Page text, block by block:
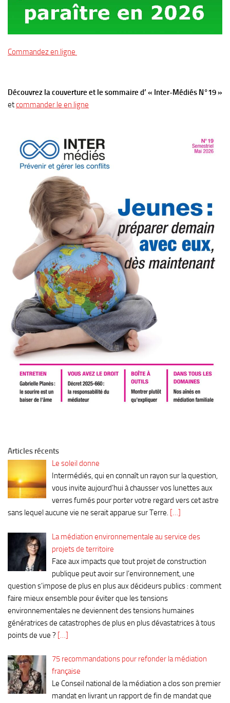
Commandez en ligne
Découvrez la couverture et le sommaire d’ « Inter-Médiés N°19 »
etcommander le en ligne
Articles récents
Le soleil donne
Intermédiés, qui en connaît un rayon sur la question,
vous invite aujourd’hui à chausser vos lunettes aux
verres fumés pour porter votre regard vers cet astre
sans lequel aucune vie ne serait apparue sur Terre. […]
La médiation environnementale au service des
projets de territoire
Face aux impacts que tout projet de construction
publique peut avoir sur l’environnement, une
question s’impose de plus en plus aux décideurs publics : comment
faire mieux ensemble pour éviter que les tensions
environnementales ne deviennent des tensions humaines
génératrices de catastrophes de plus en plus dévastatrices à tous
points de vue ? […]
75 recommandations pour refonder la médiation
française
Le Conseil national de la médiation a clos son premier
mandat en livrant un rapport de fin de mandat que